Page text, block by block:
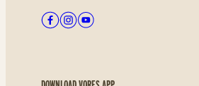
Facebook
Instagram
Youtube